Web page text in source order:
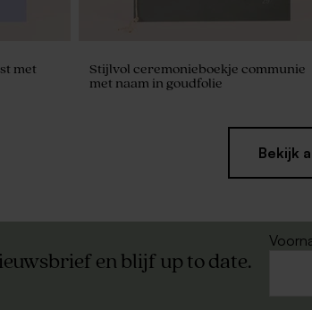
met
Stijlvol ceremonieboekje communie
met naam in goudfolie
Bekijk
en blijf up to date.